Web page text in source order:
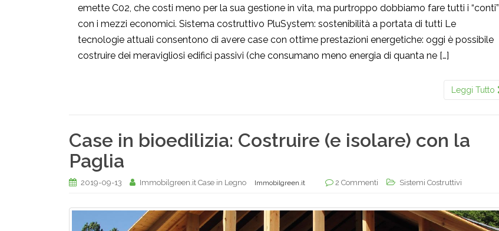
emette C02, che costi meno per la sua gestione in vita, ma purtroppo dobbiamo fare tutti i “conti”
con i mezzi economici. Sistema costruttivo PluSystem: sostenibilità a portata di tutti Le
tecnologie attuali consentono di avere case con ottime prestazioni energetiche: oggi è possibile
costruire dei meravigliosi edifici passivi (che consumano meno energia di quanta ne […]
Leggi Tutto
Case in bioedilizia: Costruire (e isolare) con la
Paglia
2019-09-13 Immobilgreen.it Case in Legno Immobilgreen.it 2 Commenti Sistemi Costruttivi